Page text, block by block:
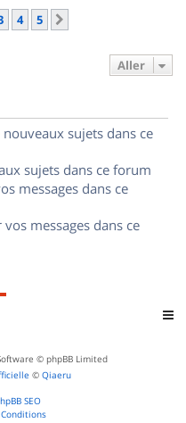
4 5
Aller
sujets dans ce
sujets dans ce forum
messages dans ce
messages dans ce
© phpBB Limited
© Qiaeru
SEO
Conditions